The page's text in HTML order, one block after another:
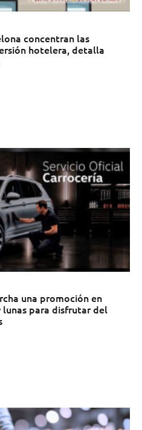
concentran las
hotelera, detalla
una promoción en
para disfrutar del